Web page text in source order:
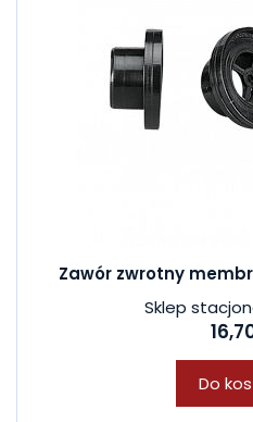
Zawór zwrotny
Sklep
Do